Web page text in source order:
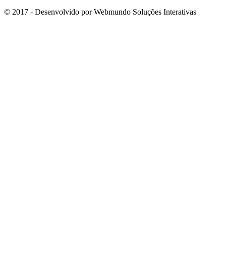
© 2017 - Desenvolvido por Webmundo Soluções Interativas